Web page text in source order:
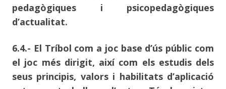
pedagògiques i psicopedagògiques
d’actualitat.
6.4.- El Tríbol com a joc base d’ús públic com
el joc més dirigit, així com els estudis dels
seus principis, valors i habilitats d’aplicació